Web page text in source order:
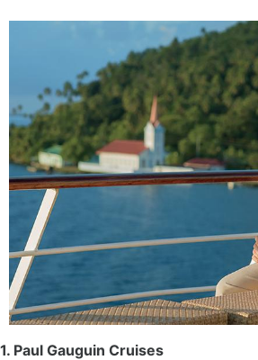
1. Paul Gauguin Cruises